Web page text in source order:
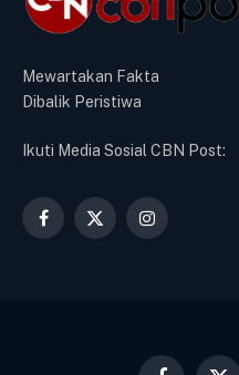
Mewartakan Fakta
Dibalik Peristiwa
Ikuti Media Sosial CBN Post:
Facebook
X
Instagram